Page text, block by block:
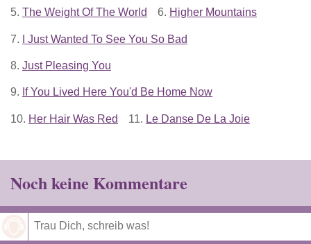
5. The Weight Of The World 6. Higher Mountains
7. I Just Wanted To See You So Bad
8. Just Pleasing You
9. If You Lived Here You'd Be Home Now
10. Her Hair Was Red 11. Le Danse De La Joie
Noch keine Kommentare